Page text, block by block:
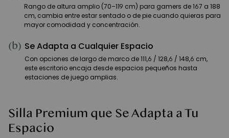
Rango de altura amplio (70–119 cm) para gamers de 167 a 188
cm, cambia entre estar sentado o de pie cuando quieras para
mayor comodidad y concentración.
(b) Se Adapta a Cualquier Espacio
Con opciones de largo de marco de 111,6 / 128,6 / 148,6 cm,
este escritorio encaja desde espacios pequeños hasta
estaciones de juego amplias.
Silla Premium que Se Adapta a Tu
Espacio